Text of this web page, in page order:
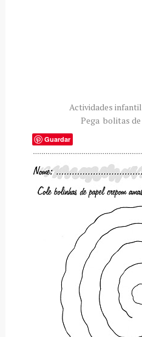
Actividades
Pega bolitas
Guardar